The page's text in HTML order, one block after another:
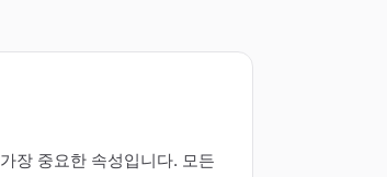
장 중요한 속성입니다. 모든